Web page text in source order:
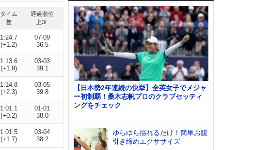
タイム
差
通過順位
上3F
1:24.7
(+1.2)
07-09
36.5
1:13.6
(+1.9)
03-03
39.1
1:14.8
(+2.3)
03-05
39.8
1:01.1
(+0.2)
01-01
38.0
1:01.5
(+1.7)
03-04
38.2
【日本勢2年連続の快挙】全英女子でメジャ
ー初制覇！桑木志帆プロのクラブセッティ
ングをチェック
ゆらゆら揺れるだけ！簡単お腹
引き締めエクササイズ